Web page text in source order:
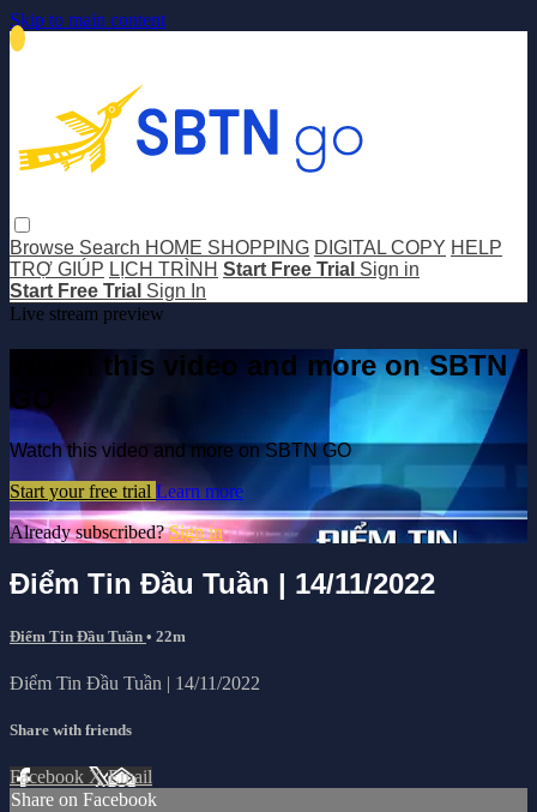
Skip to main content
Browse Search HOME SHOPPING DIGITAL COPY HELP
TRỢ GIÚP LỊCH TRÌNH Start Free Trial Sign in
Start Free Trial Sign In
Live stream preview
Watch this video and more on SBTN
GO
Watch this video and more on SBTN GO
Start your free trial Learn more
Already subscribed?Sign in
Điểm Tin Đầu Tuần | 14/11/2022
Điểm Tin Đầu Tuần • 22m
Điểm Tin Đầu Tuần | 14/11/2022
Share with friends
Facebook XEmail
Share on Facebook